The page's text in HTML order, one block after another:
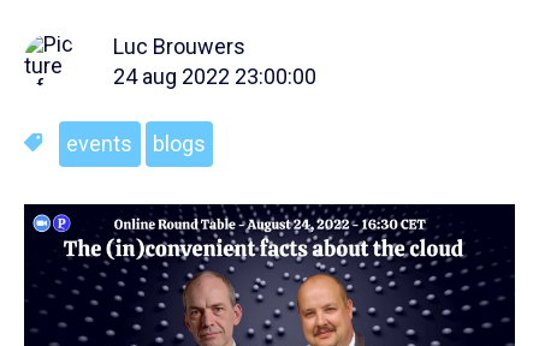
Luc Brouwers
24 aug 2022 23:00:00
events blogs